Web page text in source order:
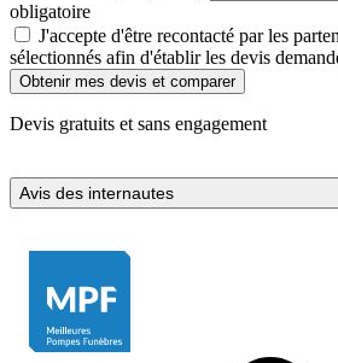
obligatoire
J'accepte d'être recontacté par les
sélectionnés afin d'établir les devis
Devis gratuits et sans engagement
Avis des internautes